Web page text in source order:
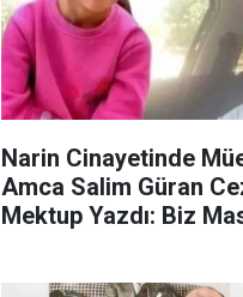
Narin Cinayetinde
Amca Salim Güran
Mektup Yazdı: Biz